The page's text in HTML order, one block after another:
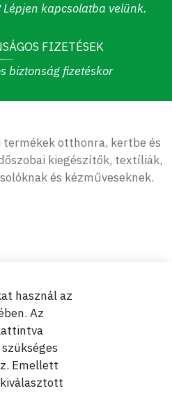
Lépjen kapcsolatba velünk.
FIZETÉSEK
biztonság fizetéskor
otthonra, kertbe és
kiegészítők, textíliák,
és kézműveseknek.
fizetések
használ az
Az
Emellett